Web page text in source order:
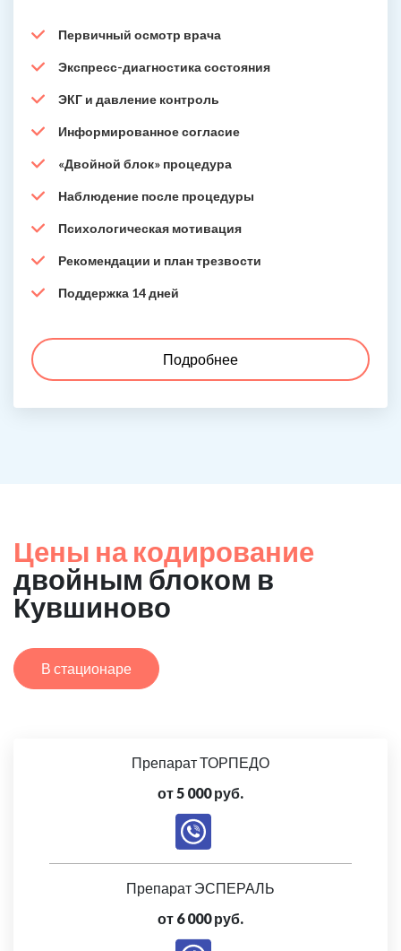
Первичный осмотр врача
Экспресс-диагностика состояния
ЭКГ и давление контроль
Информированное согласие
«Двойной блок» процедура
Наблюдение после процедуры
Психологическая мотивация
Рекомендации и план трезвости
Поддержка 14 дней
Подробнее
Цены на кодирование
двойным блоком в
Кувшиново
В стационаре
Препарат ТОРПЕДО
от 5 000 руб.
Препарат ЭСПЕРАЛЬ
от 6 000 руб.